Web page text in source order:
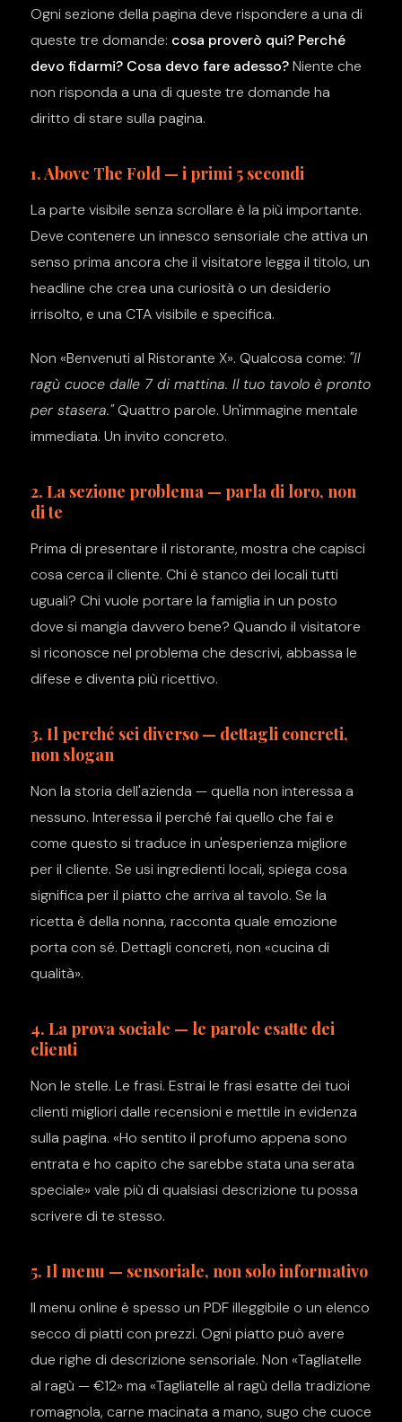
Ogni sezione della pagina deve rispondere a una di
queste tre domande: cosa proverò qui? Perché
devo fidarmi? Cosa devo fare adesso?Niente che
non risponda a una di queste tre domande ha
diritto di stare sulla pagina.
1. Above The Fold — i primi 5 secondi
La parte visibile senza scrollare è la più importante.
Deve contenere un innesco sensoriale che attiva un
senso prima ancora che il visitatore legga il titolo, un
headline che crea una curiosità o un desiderio
irrisolto, e una CTA visibile e specifica.
Non «Benvenuti al Ristorante X». Qualcosa come: "Il
ragù cuoce dalle 7 di mattina. Il tuo tavolo è pronto
per stasera."Quattro parole. Un'immagine mentale
immediata. Un invito concreto.
2. La sezione problema — parla di loro, non
di te
Prima di presentare il ristorante, mostra che capisci
cosa cerca il cliente. Chi è stanco dei locali tutti
uguali? Chi vuole portare la famiglia in un posto
dove si mangia davvero bene? Quando il visitatore
si riconosce nel problema che descrivi, abbassa le
difese e diventa più ricettivo.
3. Il perché sei diverso — dettagli concreti,
non slogan
Non la storia dell'azienda — quella non interessa a
nessuno. Interessa il perché fai quello che fai e
come questo si traduce in un'esperienza migliore
per il cliente. Se usi ingredienti locali, spiega cosa
significa per il piatto che arriva al tavolo. Se la
ricetta è della nonna, racconta quale emozione
porta con sé. Dettagli concreti, non «cucina di
qualità».
4. La prova sociale — le parole esatte dei
clienti
Non le stelle. Le frasi. Estrai le frasi esatte dei tuoi
clienti migliori dalle recensioni e mettile in evidenza
sulla pagina. «Ho sentito il profumo appena sono
entrata e ho capito che sarebbe stata una serata
speciale» vale più di qualsiasi descrizione tu possa
scrivere di te stesso.
5. Il menu — sensoriale, non solo informativo
Il menu online è spesso un PDF illeggibile o un elenco
secco di piatti con prezzi. Ogni piatto può avere
due righe di descrizione sensoriale. Non «Tagliatelle
al ragù — €12» ma «Tagliatelle al ragù della tradizione
romagnola, carne macinata a mano, sugo che cuoce